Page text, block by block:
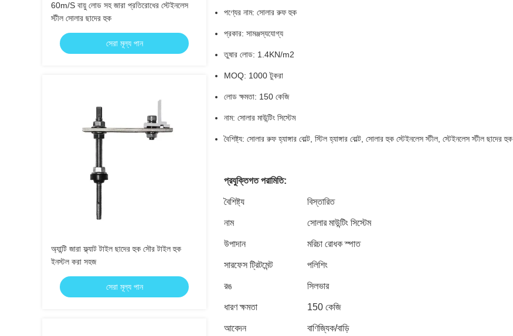
60m/S বায়ু লোড সহ জারা প্রতিরোধের স্টেইনলেস
স্টীল সোলার ছাদের হুক
সেরা মূল্য পান
অ্যান্টি জারা ফ্ল্যাট টাইল ছাদের হুক সৌর টাইল হুক
ইনস্টল করা সহজ
সেরা মূল্য পান
পণ্যের নাম: সোলার রুফ হুক
প্রকার: সামঞ্জস্যযোগ্য
তুষার লোড: 1.4KN/m2
MOQ: 1000 টুকরা
লোড ক্ষমতা: 150 কেজি
নাম: সোলার মাউন্টিং সিস্টেম
বৈশিষ্ট্য: সোলার রুফ হ্যাঙ্গার বোল্ট, স্টিল হ্যাঙ্গার বোল্ট, সোলার হুক স্টেইনলেস স্টীল, স্টেইনলেস স্টীল ছাদের হুক
প্রযুক্তিগত পরামিতি:
বৈশিষ্ট্য বিস্তারিত
নাম সোলার মাউন্টিং সিস্টেম
উপাদান মরিচা রোধক স্পাত
সারফেস ট্রিটমেন্ট পলিশিং
রঙ সিলভার
ধারণ ক্ষমতা 150 কেজি
আবেদন বাণিজ্যিক/বাড়ি